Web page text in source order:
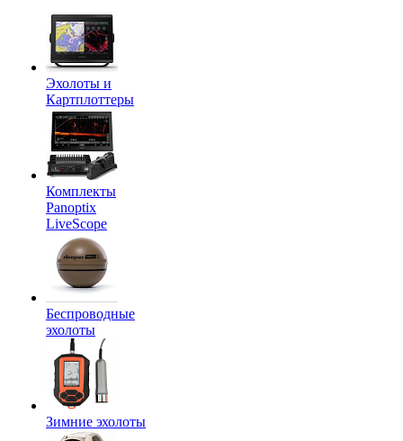
Эхолоты и
Картплоттеры
Комплекты
Panoptix
LiveScope
Беспроводные
эхолоты
Зимние эхолоты